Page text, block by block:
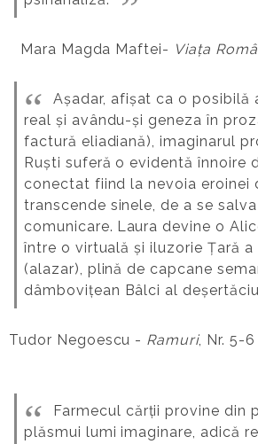
Mara Magda Maftei- Viața
Așadar, afișat ca o posibilă
real și avându-și geneza în
factură eliadiană), imaginarul
Ruști suferă o evidentă înnoire
conectat fiind la nevoia eroinei
transcende sinele, de a se
comunicare. Laura devine o
între o virtuală și iluzorie Țară a
(alazar), plină de capcane
dâmbovițean Bâlci al
Tudor Negoescu - Ramuri, Nr. 5-
Farmecul cărții provine din
plăsmui lumi imaginare, adică